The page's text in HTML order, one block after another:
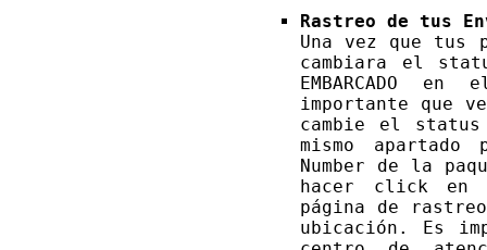
Rastreo de tus
Una vez que tus
cambiara el
EMBARCADO
importante que
cambie el
mismo
Number de la
hacer click
página de
ubicación. Es